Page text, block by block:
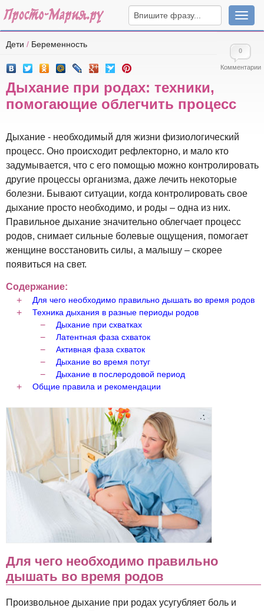
Дети / Беременность
0
Комментарии
Дыхание при родах: техники,
помогающие облегчить процесс
Дыхание - необходимый для жизни физиологический
процесс. Оно происходит рефлекторно, и мало кто
задумывается, что с его помощью можно контролировать
другие процессы организма, даже лечить некоторые
болезни. Бывают ситуации, когда контролировать свое
дыхание просто необходимо, и роды – одна из них.
Правильное дыхание значительно облегчает процесс
родов, снимает сильные болевые ощущения, помогает
женщине восстановить силы, а малышу – скорее
появиться на свет.
Содержание:
Для чего необходимо правильно дышать во время родов
Техника дыхания в разные периоды родов
Дыхание при схватках
Латентная фаза схваток
Активная фаза схваток
Дыхание во время потуг
Дыхание в послеродовой период
Общие правила и рекомендации
Для чего необходимо правильно
дышать во время родов
Произвольное дыхание при родах усугубляет боль и